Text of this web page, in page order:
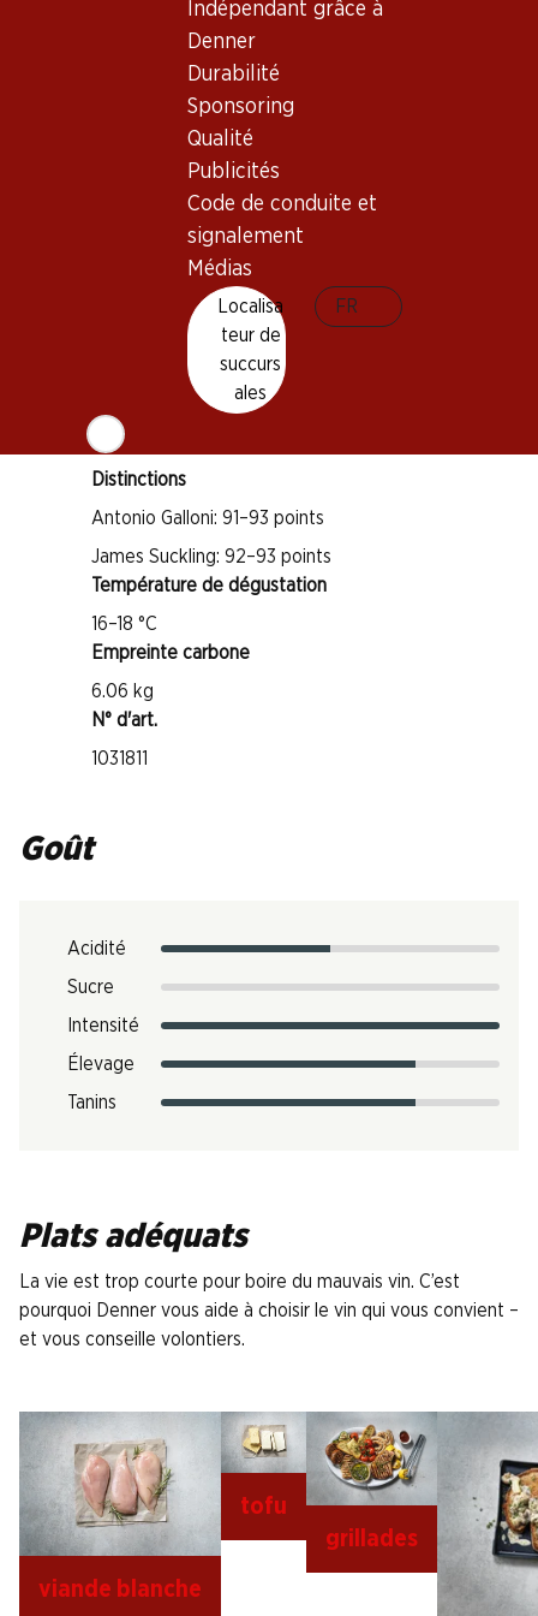
Indépendant grâce à
Denner
Durabilité
Sponsoring
Qualité
Publicités
Code de conduite et
signalement
Médias
Localisa
teur de
succurs
ales
FR
Bon à savoir
Cabernet Sauvignon
3–13 ans
Distinctions
Antonio Galloni: 91–93 points
James Suckling: 92–93 points
Température de dégustation
16–18 °C
Empreinte carbone
6.06 kg
N° d'art.
1031811
Goût
Acidité
Sucre
Intensité
Élevage
Tanins
Plats adéquats
La vie est trop courte pour boire du mauvais vin. C’est
pourquoi Denner vous aide à choisir le vin qui vous convient –
et vous conseille volontiers.
viande blanche
tofu
grillades